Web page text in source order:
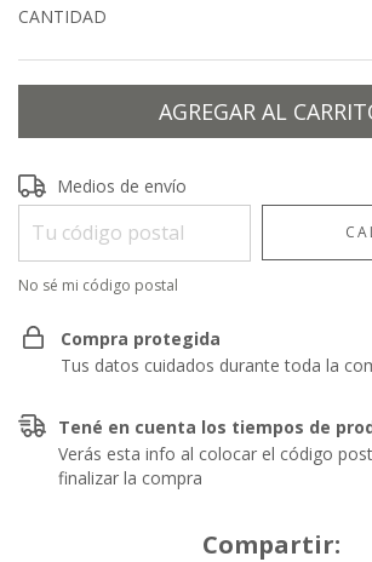
CANTIDAD
Entregas para el CP:
Medios de envío
No sé mi código postal
Compra protegida
Tus datos cuidados durante toda la
Tené en cuenta los tiempos de
Verás esta info al colocar el código
finalizar la compra
Compartir: